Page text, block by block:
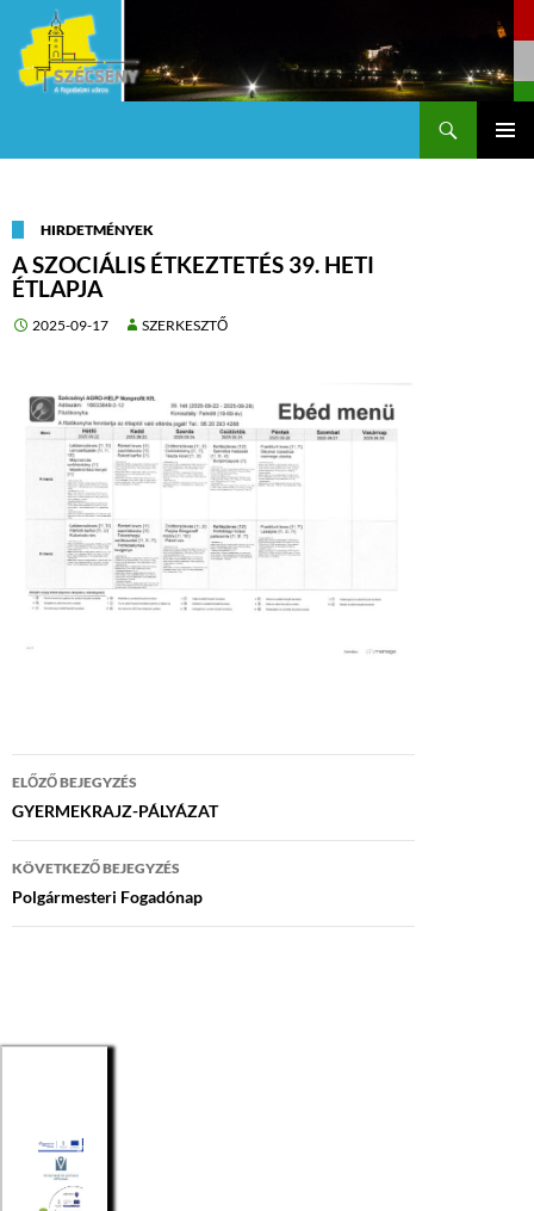
HIRDETMÉNYEK
A SZOCIÁLIS ÉTKEZTETÉS 39. HETI
ÉTLAPJA
2025-09-17 SZERKESZTŐ
Bejegyzés
navigáció
ELŐZŐ BEJEGYZÉS
GYERMEKRAJZ-PÁLYÁZAT
KÖVETKEZŐ BEJEGYZÉS
Polgármesteri Fogadónap